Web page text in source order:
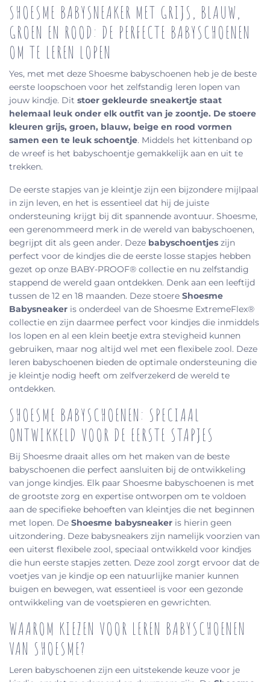
SHOESME BABYSNEAKER MET GRIJS, BLAUW,
GROEN EN ROOD: DE PERFECTE BABYSCHOENEN
OM TE LEREN LOPEN
Yes, met met deze Shoesme babyschoenen heb je de beste
eerste loopschoen voor het zelfstandig leren lopen van
jouw kindje. Dit stoer gekleurde sneakertje staat
helemaal leuk onder elk outfit van je zoontje. De stoere
kleuren grijs, groen, blauw, beige en rood vormen
samen een te leuk schoentje. Middels het kittenband op
de wreef is het babyschoentje gemakkelijk aan en uit te
trekken.
De eerste stapjes van je kleintje zijn een bijzondere mijlpaal
in zijn leven, en het is essentieel dat hij de juiste
ondersteuning krijgt bij dit spannende avontuur. Shoesme,
een gerenommeerd merk in de wereld van babyschoenen,
begrijpt dit als geen ander. Deze babyschoentjes zijn
perfect voor de kindjes die de eerste losse stapjes hebben
gezet op onze BABY-PROOF® collectie en nu zelfstandig
stappend de wereld gaan ontdekken. Denk aan een leeftijd
tussen de 12 en 18 maanden. Deze stoere Shoesme
Babysneaker is onderdeel van de Shoesme ExtremeFlex®
collectie en zijn daarmee perfect voor kindjes die inmiddels
los lopen en al een klein beetje extra stevigheid kunnen
gebruiken, maar nog altijd wel met een flexibele zool. Deze
leren babyschoenen bieden de optimale ondersteuning die
je kleintje nodig heeft om zelfverzekerd de wereld te
ontdekken.
SHOESME BABYSCHOENEN: SPECIAAL
ONTWIKKELD VOOR DE EERSTE STAPJES
Bij Shoesme draait alles om het maken van de beste
babyschoenen die perfect aansluiten bij de ontwikkeling
van jonge kindjes. Elk paar Shoesme babyschoenen is met
de grootste zorg en expertise ontworpen om te voldoen
aan de specifieke behoeften van kleintjes die net beginnen
met lopen. De Shoesme babysneaker is hierin geen
uitzondering. Deze babysneakers zijn namelijk voorzien van
een uiterst flexibele zool, speciaal ontwikkeld voor kindjes
die hun eerste stapjes zetten. Deze zool zorgt ervoor dat de
voetjes van je kindje op een natuurlijke manier kunnen
buigen en bewegen, wat essentieel is voor een gezonde
ontwikkeling van de voetspieren en gewrichten.
WAAROM KIEZEN VOOR LEREN BABYSCHOENEN
VAN SHOESME?
Leren babyschoenen zijn een uitstekende keuze voor je